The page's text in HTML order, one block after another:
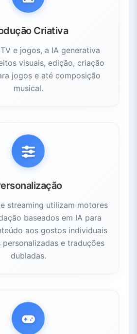
Criativa
e jogos, a IA generativa
visuais, edição, criação
jogos e até composição
musical.
streaming utilizam motores
baseados em IA para
aos gostos individuais
e traduções
dubladas.